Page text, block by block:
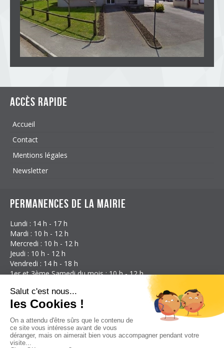
Accès rapide
Accueil
Contact
Mentions légales
Newsletter
Permanences de la mairie
Lundi : 14 h - 17 h
Mardi : 10 h - 12 h
Mercredi : 10 h - 12 h
Jeudi : 10 h - 12 h
Vendredi : 14 h - 18 h
1er et 3ème Samedi du mois : 10 h - 12 h
Mairie d'Étalans
3 Rue des Granges